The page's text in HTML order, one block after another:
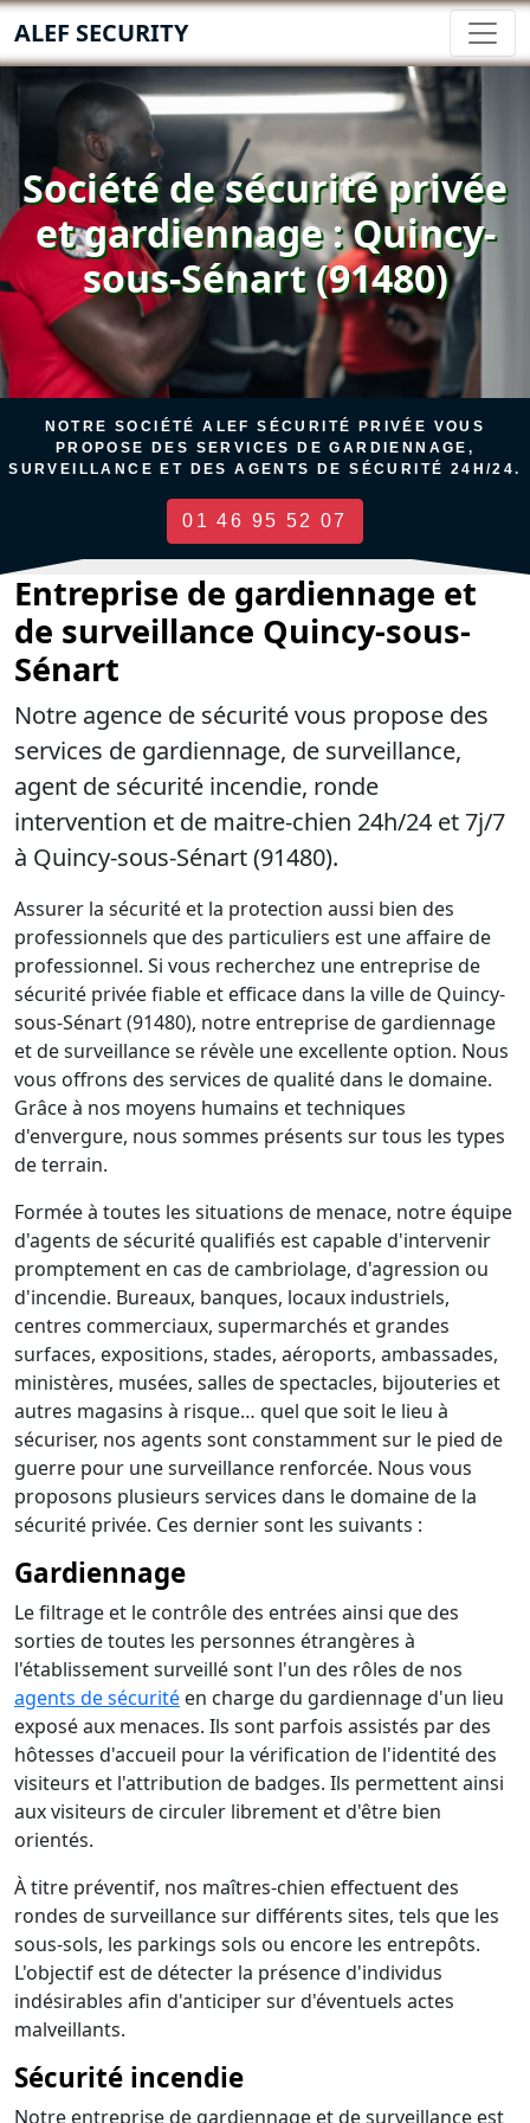
ALEF SECURITY
Société de sécurité privée
et gardiennage : Quincy-
sous-Sénart (91480)
NOTRE SOCIÉTÉ ALEF SÉCURITÉ PRIVÉE VOUS
PROPOSE DES SERVICES DE GARDIENNAGE,
SURVEILLANCE ET DES AGENTS DE SÉCURITÉ 24H/24.
01 46 95 52 07
Entreprise de gardiennage et
de surveillance Quincy-sous-
Sénart
Notre agence de sécurité vous propose des
services de gardiennage, de surveillance,
agent de sécurité incendie, ronde
intervention et de maitre-chien 24h/24 et 7j/7
à Quincy-sous-Sénart (91480).
Assurer la sécurité et la protection aussi bien des
professionnels que des particuliers est une affaire de
professionnel. Si vous recherchez une entreprise de
sécurité privée fiable et efficace dans la ville de Quincy-
sous-Sénart (91480), notre entreprise de gardiennage
et de surveillance se révèle une excellente option. Nous
vous offrons des services de qualité dans le domaine.
Grâce à nos moyens humains et techniques
d'envergure, nous sommes présents sur tous les types
de terrain.
Formée à toutes les situations de menace, notre équipe
d'agents de sécurité qualifiés est capable d'intervenir
promptement en cas de cambriolage, d'agression ou
d'incendie. Bureaux, banques, locaux industriels,
centres commerciaux, supermarchés et grandes
surfaces, expositions, stades, aéroports, ambassades,
ministères, musées, salles de spectacles, bijouteries et
autres magasins à risque… quel que soit le lieu à
sécuriser, nos agents sont constamment sur le pied de
guerre pour une surveillance renforcée. Nous vous
proposons plusieurs services dans le domaine de la
sécurité privée. Ces dernier sont les suivants :
Gardiennage
Le filtrage et le contrôle des entrées ainsi que des
sorties de toutes les personnes étrangères à
l'établissement surveillé sont l'un des rôles de nos
agents de sécurité en charge du gardiennage d'un lieu
exposé aux menaces. Ils sont parfois assistés par des
hôtesses d'accueil pour la vérification de l'identité des
visiteurs et l'attribution de badges. Ils permettent ainsi
aux visiteurs de circuler librement et d'être bien
orientés.
À titre préventif, nos maîtres-chien effectuent des
rondes de surveillance sur différents sites, tels que les
sous-sols, les parkings sols ou encore les entrepôts.
L'objectif est de détecter la présence d'individus
indésirables afin d'anticiper sur d'éventuels actes
malveillants.
Sécurité incendie
Notre entreprise de gardiennage et de surveillance est